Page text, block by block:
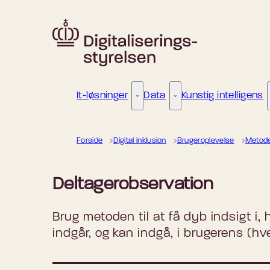
It-løsninger It-løsninger - Flere links
Data Data - Flere links
Kunstig intelligens
Forside Digital inklusion Brugeroplevelse
Deltagerobservation
Brug metoden til at få dyb indsigt i,
indgår, og kan indgå, i brugerens